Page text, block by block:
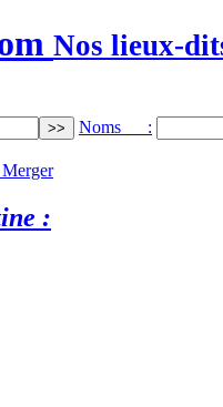
Nos lieux-
Noms :
: